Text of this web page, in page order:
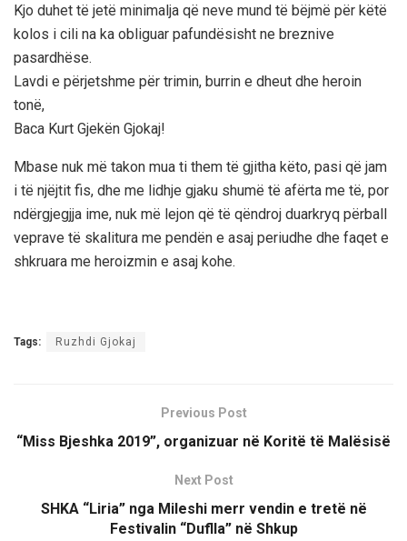
Kjo duhet të jetë minimalja që neve mund të bëjmë për këtë
kolos i cili na ka obliguar pafundësisht ne breznive
pasardhëse.
Lavdi e përjetshme për trimin, burrin e dheut dhe heroin
tonë,
Baca Kurt Gjekën Gjokaj!
Mbase nuk më takon mua ti them të gjitha këto, pasi që jam
i të njëjtit fis, dhe me lidhje gjaku shumë të afërta me të, por
ndërgjegjja ime, nuk më lejon që të qëndroj duarkryq përball
veprave të skalitura me pendën e asaj periudhe dhe faqet e
shkruara me heroizmin e asaj kohe.
Tags: Ruzhdi Gjokaj
Previous Post
“Miss Bjeshka 2019”, organizuar në Koritë të Malësisë
Next Post
SHKA “Liria” nga Mileshi merr vendin e tretë në
Festivalin “Duflla” në Shkup